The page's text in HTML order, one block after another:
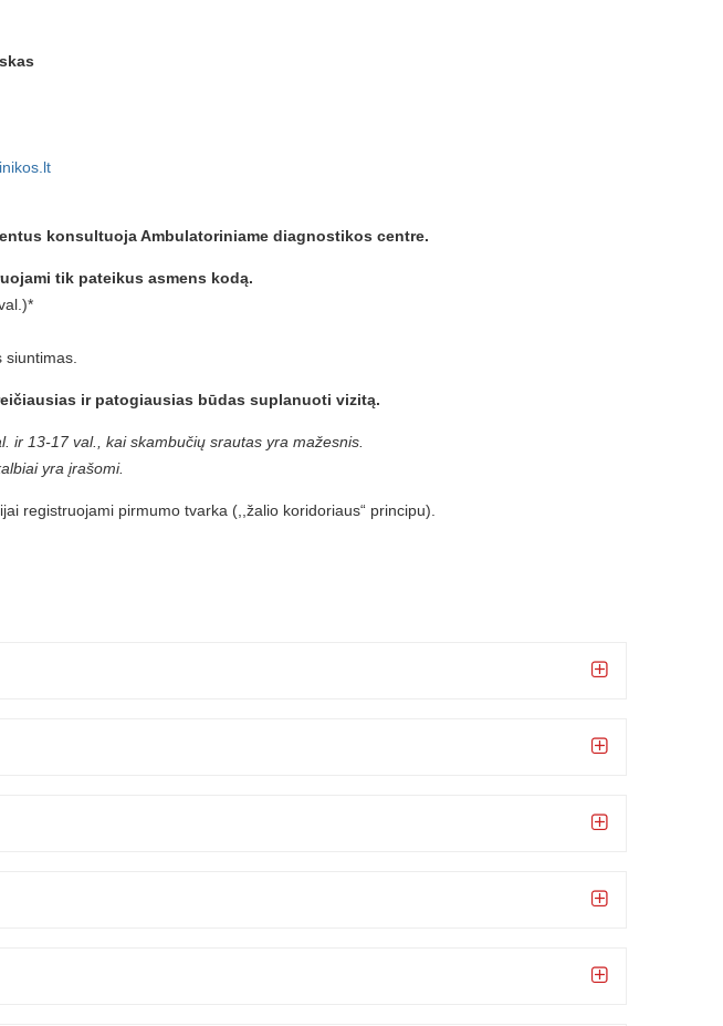
konsultuoja Ambulatoriniame diagnostikos centre.
tik pateikus asmens kodą.
ir patogiausias būdas suplanuoti vizitą.
ir 13-17 val., kai skambučių srautas yra mažesnis.
yra įrašomi.
registruojami pirmumo tvarka (,,žalio koridoriaus“ principu).